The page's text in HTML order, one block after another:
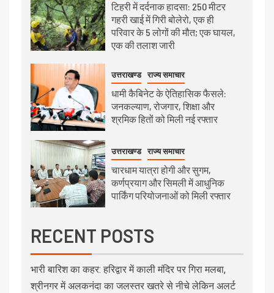
टिहरी में दर्दनाक हादसा: 250 मीटर
गहरी खाई में गिरी बोलेरो, एक ही
परिवार के 5 लोगों की मौत; एक घायल,
एक की तलाश जारी
उत्तराखण्ड राज्य समाचार
धामी कैबिनेट के ऐतिहासिक फैसले:
जनकल्याण, रोजगार, शिक्षा और
श्रमिक हितों को मिली नई रफ्तार
उत्तराखण्ड राज्य समाचार
चारधाम यात्रा होगी और सुगम,
कर्णप्रयाग और सिमली में आधुनिक
पार्किंग परियोजनाओं को मिली रफ्तार
RECENT POSTS
भारी बारिश का कहर: हरिद्वार में काली मंदिर पर गिरा मलबा,
श्रीनगर में अलकनंदा का जलस्तर खतरे से नीचे लेकिन अलर्ट